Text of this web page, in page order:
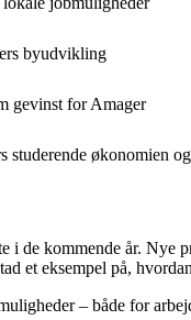
byudvikling
gevinst for Amager
studerende økonomien
de kommende år. Nye
et eksempel på,
– både for